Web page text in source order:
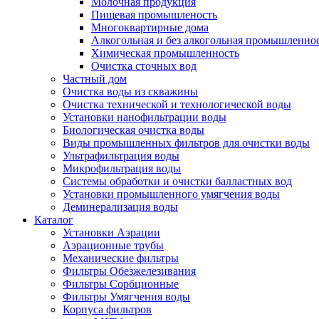
Пищевая промышленость
Многоквартирные дома
Алкогольная и без алкогольная
Химическая промышленность
Очистка сточных вод
Частный дом
Очистка воды из скважины
Очистка технической и технологической воды
Установки нанофильтрации воды
Биологическая очистка воды
Виды промышленных фильтров для очистки воды
Ультрафильтрация воды
Микрофильтрация воды
Системы обработки и очистки балластных вод
Установки промышленного умягчения воды
Деминерализация воды
Каталог
Установки Аэрации
Аэрационные трубы
Механические фильтры
Фильтры Обезжелезивания
Фильтры Сорбционные
Фильтры Умягчения воды
Корпуса фильтров